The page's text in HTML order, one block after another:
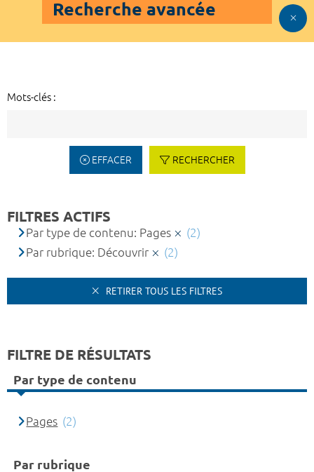
Recherche avancée
Mots-clés :
EFFACER RECHERCHER
FILTRES ACTIFS
Par type de contenu: Pages
(2)
Par rubrique: Découvrir
(2)
RETIRER TOUS LES FILTRES
FILTRE DE RÉSULTATS
Par type de contenu
Pages (2)
Par rubrique